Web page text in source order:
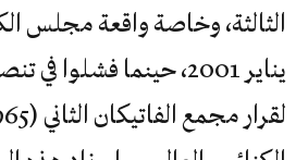
الثالثة، وخاصة واقعة مجلس
يناير 2001، حينما فشلوا